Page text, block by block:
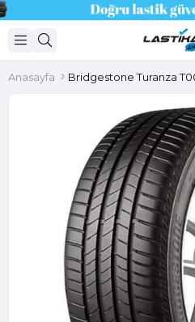
Anasayfa